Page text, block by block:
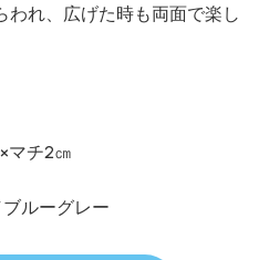
われ、広げた時も両面で楽し
マチ2㎝
ルーグレー